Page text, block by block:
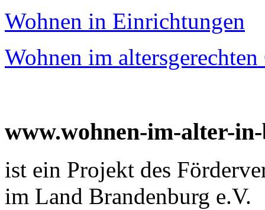
Wohnen in Einrichtungen
Wohnen im
www.wohnen-im-alter-
ist ein Projekt des
im Land Brandenburg e.V.